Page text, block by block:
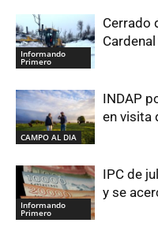
Informando
Primero
Cerrado
CAMPO AL DIA
INDAP
en visita
Informando
Primero
IPC de
y se